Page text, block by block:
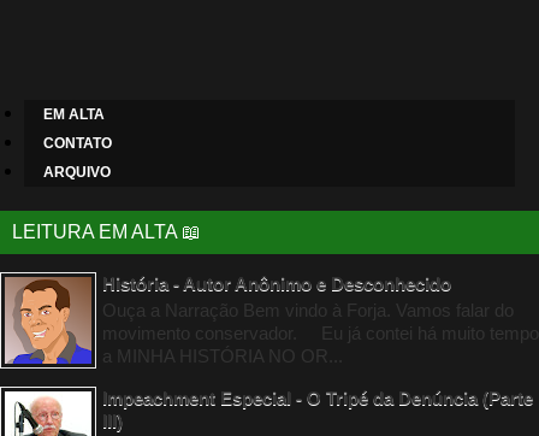
EM ALTA
CONTATO
ARQUIVO
LEITURA EM ALTA 📖
História - Autor Anônimo e Desconhecido
Ouça a Narração Bem vindo à Forja. Vamos falar do
movimento conservador. Eu já contei há muito tempo
a MINHA HISTÓRIA NO OR...
Impeachment Especial - O Tripé da Denúncia (Parte
III)